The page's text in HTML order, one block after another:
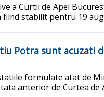
a Curtii de Apel
stabilit pentru 19
Potra sunt
formulate atat de
anterior de Curtea de